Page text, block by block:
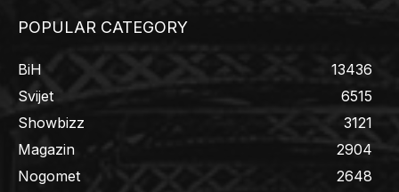
POPULAR CATEGORY
BiH
13436
Svijet
6515
Showbizz
3121
Magazin
2904
Nogomet
2648